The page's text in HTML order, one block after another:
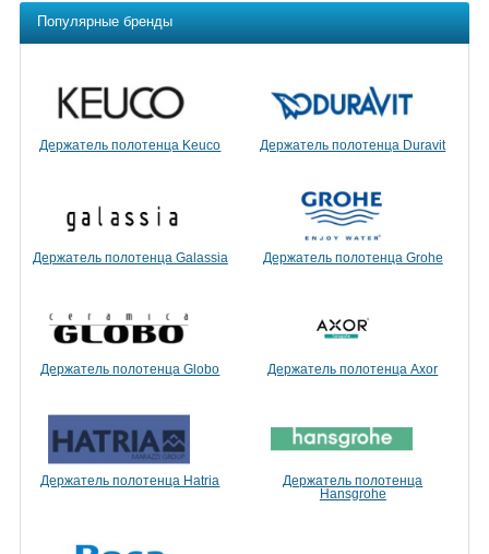
Популярные бренды
Держатель полотенца Keuco Держатель полотенца Duravit
Держатель полотенца Galassia Держатель полотенца Grohe
Держатель полотенца Globo Держатель полотенца Axor
Держатель полотенца Hatria
Держатель полотенца
Hansgrohe